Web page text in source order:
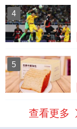
4
5
查看更多